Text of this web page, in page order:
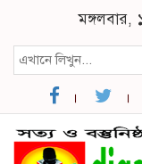
মঙ্গলবার,